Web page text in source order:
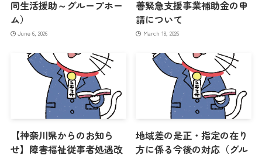
同生活援助～グループホー
ム）
June 6, 2026
善緊急支援事業補助金の申
請について
March 18, 2026
【神奈川県からのお知ら
せ】障害福祉従事者処遇改
地域差の是正・指定の在り
方に係る今後の対応（グル